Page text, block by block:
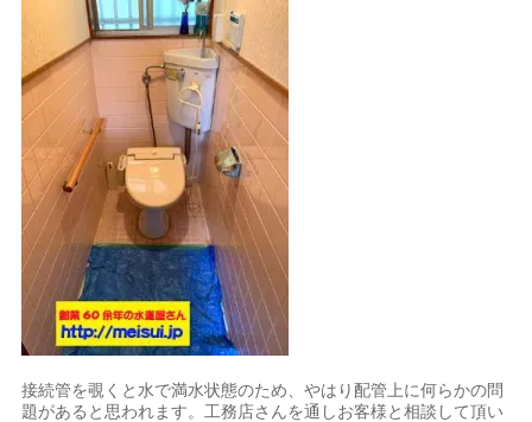
接続管を覗くと水で満水状態のため、やはり配管上に何らかの問
題があると思われます。工務店さんを通しお客様と相談して頂い